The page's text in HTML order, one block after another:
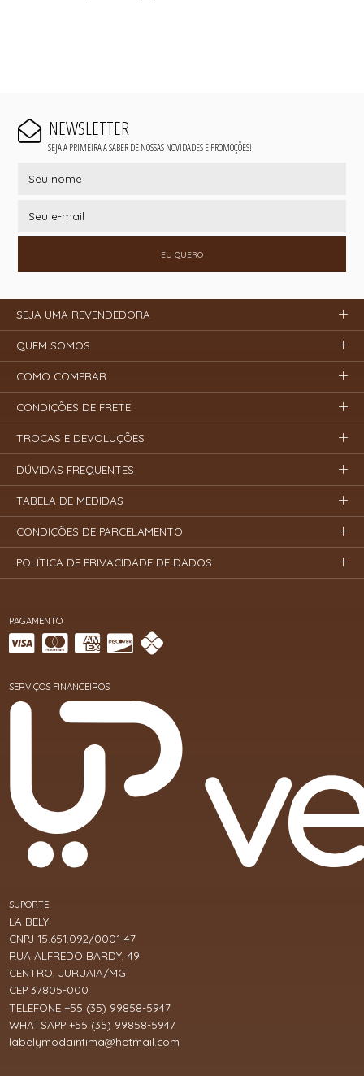
NEWSLETTER
SEJA A PRIMEIRA A SABER DE NOSSAS NOVIDADES E PROMOÇÕES!
EU QUERO
PAGAMENTO
SERVIÇOS FINANCEIROS
SUPORTE
LA BELY
CNPJ 15.651.092/0001-47
RUA ALFREDO BARDY, 49
CENTRO, JURUAIA/MG
CEP 37805-000
TELEFONE +55 (35) 99858-5947
WHATSAPP +55 (35) 99858-5947
labelymodaintima@hotmail.com
SEJA UMA REVENDEDORA
QUEM SOMOS
COMO COMPRAR
CONDIÇÕES DE FRETE
TROCAS E DEVOLUÇÕES
DÚVIDAS FREQUENTES
TABELA DE MEDIDAS
CONDIÇÕES DE PARCELAMENTO
POLÍTICA DE PRIVACIDADE DE DADOS